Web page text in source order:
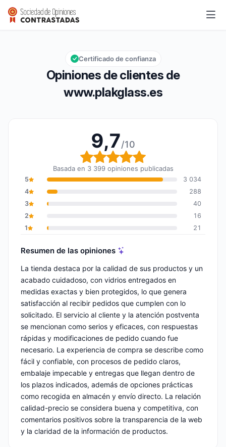
www.plakglass.es
Calificación global: 9,7 de 10
9,7/10
Opiniones de clientes de
www.plakglass.es
Certificado de confianza
9,7/10
Calificación global: 9,7
Basada en 3 399 opiniones publicadas
5
3 034
4
288
3
40
2
16
1
21
Resumen de las opiniones
La tienda destaca por la calidad de sus productos y un
acabado cuidadoso, con vidrios entregados en
medidas exactas y bien protegidos, lo que genera
satisfacción al recibir pedidos que cumplen con lo
solicitado. El servicio al cliente y la atención postventa
se mencionan como serios y eficaces, con respuestas
rápidas y modificaciones de pedido cuando fue
necesario. La experiencia de compra se describe como
fácil y confiable, con procesos de pedido claros,
embalaje impecable y entregas que llegan dentro de
los plazos indicados, además de opciones prácticas
como recogida en almacén y envío directo. La relación
calidad-precio se considera buena y competitiva, con
comentarios positivos sobre la transparencia de la web
y la claridad de la información de productos.